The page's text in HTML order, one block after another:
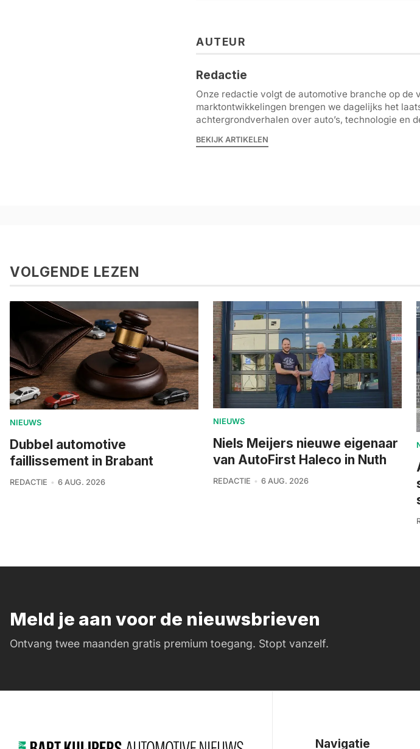
AUTEUR
Redactie
Onze redactie volgt de automotive branche op
marktontwikkelingen brengen we dagelijks het
achtergrondverhalen over auto’s, technologie en
BEKIJK ARTIKELEN
VOLGENDE LEZEN
NIEUWS
Dubbel automotive
faillissement in Brabant
REDACTIE 6 AUG. 2026
NIEUWS
Niels Meijers nieuwe eigenaar
van AutoFirst Haleco in Nuth
REDACTIE 6 AUG. 2026
Meld je aan voor de nieuwsbrieven
Ontvang twee maanden gratis premium toegang. Stopt vanzelf.
Navigatie